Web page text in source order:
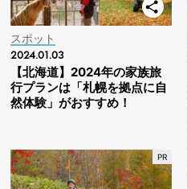
スポット
2024.01.03
【北海道】2024年の家族旅
行プランは「札幌を拠点に自
然体験」がおすすめ！